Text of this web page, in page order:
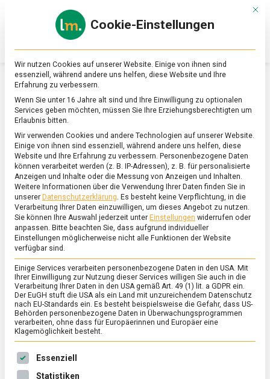
Online-
Magazin
zu
&
Ernährung
SCHLAGWORT:KRÄUTER
ERNÄHRUNG & GESUNDHEIT /FEATURED/KULTUR
Frankfurter Grüne Soße – Sieben
Kräuter müsst ihr sein
4. August 2023
Ob mit Ei und Pellkartoffeln oder Schnitzel und
Mit
Cookie-Einstellungen
Wir nutzen Cookies auf unserer Website. Einige von ihnen sind
essenziell, während andere uns helfen, diese Website und Ihre
Erfahrung zu verbessern.
Wenn Sie unter 16 Jahre alt sind und Ihre Einwilligung zu optionalen
Services geben möchten, müssen Sie Ihre Erziehungsberechtigten um
Erlaubnis bitten.
Wir verwenden Cookies und andere Technologien auf unserer Website.
Einige von ihnen sind essenziell, während andere uns helfen, diese
Website und Ihre Erfahrung zu verbessern. Personenbezogene Daten
können verarbeitet werden (z. B. IP-Adressen), z. B. für personalisierte
Anzeigen und Inhalte oder die Messung von Anzeigen und Inhalten.
Weitere Informationen über die Verwendung Ihrer Daten finden Sie in
unserer Datenschutzerklärung. Es besteht keine Verpflichtung, in die
Verarbeitung Ihrer Daten einzuwilligen, um dieses Angebot zu nutzen.
Sie können Ihre Auswahl jederzeit unter Einstellungen widerrufen oder
anpassen. Bitte beachten Sie, dass aufgrund individueller
Einstellungen möglicherweise nicht alle Funktionen der Website
verfügbar sind.
Einige Services verarbeiten personenbezogene Daten in den USA. Mit
Ihrer Einwilligung zur Nutzung dieser Services willigen Sie auch in die
Verarbeitung Ihrer Daten in den USA gemäß Art. 49 (1) lit. a GDPR ein.
Der EuGH stuft die USA als ein Land mit unzureichendem Datenschutz
nach EU-Standards ein. Es besteht beispielsweise die Gefahr, dass US-
Behörden personenbezogene Daten in Überwachungsprogrammen
verarbeiten, ohne dass für Europäerinnen und Europäer eine
Klagemöglichkeit besteht.
Es folgt eine Liste der Service-Gruppen, für die eine
Essenziell
Statistiken